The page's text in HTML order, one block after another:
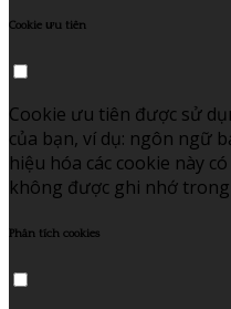
Cookie ưu tiên
Cookie ưu tiên được sử
của bạn, ví dụ: ngôn ngữ
hiệu hóa các cookie này
không được ghi nhớ
Phân tích cookies